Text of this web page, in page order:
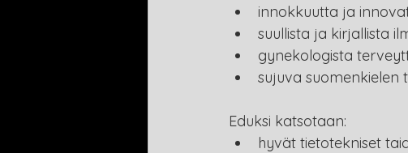
innokkuutta ja
suullista ja kirjallista
gynekologista
sujuva suomenkielen
Eduksi katsotaan:
hyvät tietotekniset